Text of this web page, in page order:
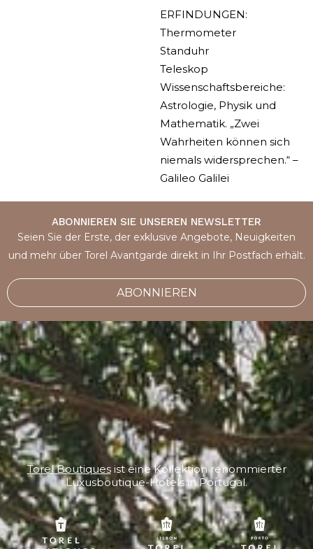
ERFINDUNGEN:
Thermometer
Standuhr
Teleskop
Wissenschaftsbereiche:
Astrologie, Physik und
Mathematik. „Zwei
Wahrheiten können sich
niemals widersprechen.“ –
Galileo Galilei
ABONNIEREN SIE UNSEREN NEWSLETTER
Seien Sie der Erste, der exklusive Angebote, Neuigkeiten
und mehr über Torel Avantgarde direkt in Ihr Postfach erhält.
ABONNIEREN
Torel Boutiquesist eine Kollektion renommierter
Luxusboutique-Hotels in Portugal.